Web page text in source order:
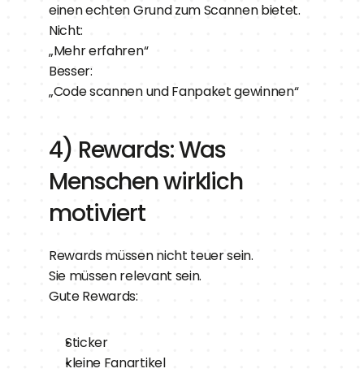
einen echten Grund zum Scannen bietet.
Nicht:
„Mehr erfahren“
Besser:
„Code scannen und Fanpaket gewinnen“
4) Rewards: Was
Menschen wirklich
motiviert
Rewards müssen nicht teuer sein.
Sie müssen relevant sein.
Gute Rewards:
Sticker
kleine Fanartikel